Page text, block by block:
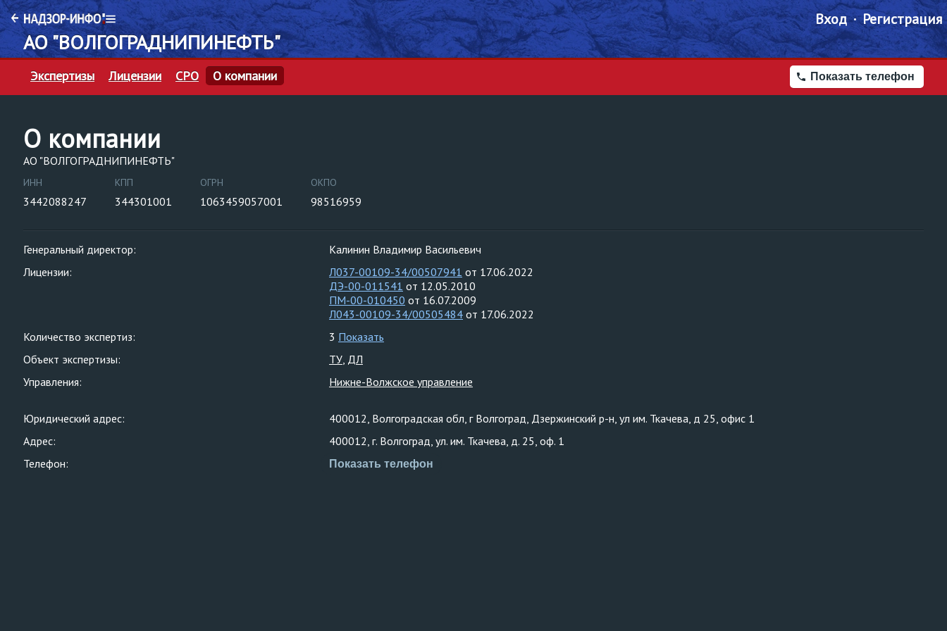
АО "ВОЛГОГРАДНИПИНЕФТЬ"
Вход Регистрация
Экспертизы Лицензии СРО О компании Показать телефон
О компании
АО "ВОЛГОГРАДНИПИНЕФТЬ"
ИНН
3442088247
КПП
344301001
ОГРН
1063459057001
ОКПО
98516959
Генеральный директор:
Калинин Владимир Васильевич
Лицензии:
Л037-00109-34/00507941 от 17.06.2022
ДЭ-00-011541 от 12.05.2010
ПМ-00-010450 от 16.07.2009
Л043-00109-34/00505484 от 17.06.2022
Количество экспертиз:
3 Показать
Объект экспертизы:
ТУ ДЛ
Управления:
Нижне-Волжское управление
Юридический адрес:
400012, Волгоградская обл, г Волгоград, Дзержинский р-н, ул им. Ткачева, д 25, офис 1
Адрес:
400012, г. Волгоград, ул. им. Ткачева, д. 25, оф. 1
Телефон:
Показать телефон